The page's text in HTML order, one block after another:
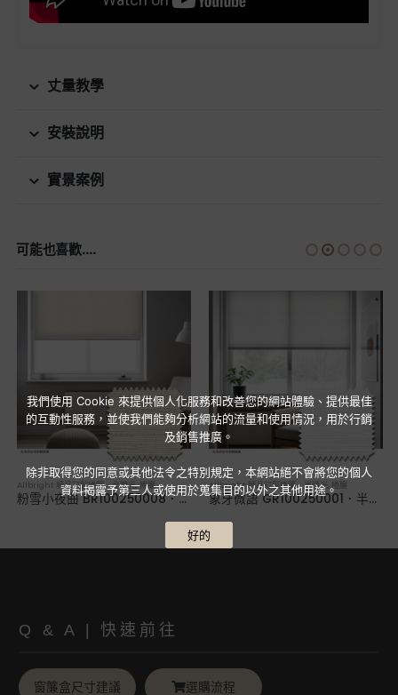
丈量教學
安裝說明
實景案例
可能也喜歡....
Allbright 精品訂製捲簾 全遮光,捲簾
粉雪小夜曲 BR100250008．全遮光捲簾
Allbright 精品訂製捲簾 半透光 捲簾
象牙微語 GR100250001．半透光捲簾
Q & A | 快速前往
窗簾盒尺寸建議 選購流程
我們使用 Cookie 來提供個人化服務和改善您的網站體驗、提供最佳
的互動性服務，並使我們能夠分析網站的流量和使用情況，用於行銷
及銷售推廣。
除非取得您的同意或其他法令之特別規定，本網站絕不會將您的個人
資料揭露予第三人或使用於蒐集目的以外之其他用途。
好的